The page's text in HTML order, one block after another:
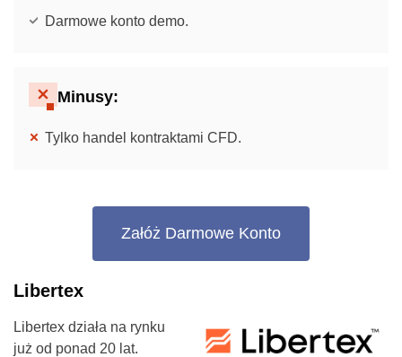
Darmowe konto demo.
Minusy:
Tylko handel kontraktami CFD.
Załóż Darmowe Konto
Libertex
Libertex działa na rynku
już od ponad 20 lat.